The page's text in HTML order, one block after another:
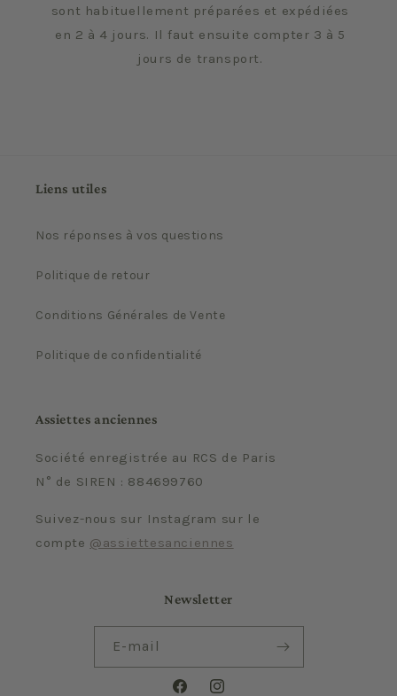
sont habituellement préparées et expédiées
en 2 à 4 jours. Il faut ensuite compter 3 à 5
jours de transport.
Liens utiles
Nos réponses à vos questions
Politique de retour
Conditions Générales de Vente
Politique de confidentialité
Assiettes anciennes
Société enregistrée au RCS de Paris
N° de SIREN : 884699760
Suivez-nous sur Instagram sur le
compte @assiettesanciennes
Newsletter
E-mail